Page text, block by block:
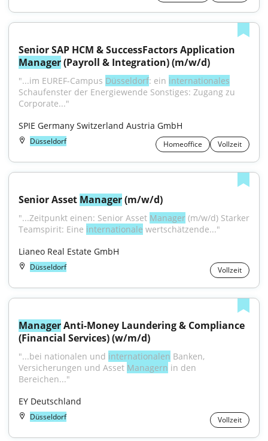
Manager (Payroll & Integration) (m/w/d)
"...im EUREF-Campus Düsseldorf: ein internationales
Schaufenster der Energiewende Sonstiges: Zugang zu
Corporate..."
SPIE Germany Switzerland Austria GmbH
Düsseldorf Homeoffice Vollzeit
Senior Asset Manager (m/w/d)
"...Zeitpunkt einen: Senior Asset Manager (m/w/d) Starker
Teamspirit: Eine internationale wertschätzende..."
Lianeo Real Estate GmbH
Düsseldorf Vollzeit
Manager Anti-Money Laundering & Compliance
(Financial Services) (w/m/d)
"...bei nationalen und internationalen Banken,
Versicherungen und Asset Managern in den
Bereichen..."
EY Deutschland
Düsseldorf Vollzeit